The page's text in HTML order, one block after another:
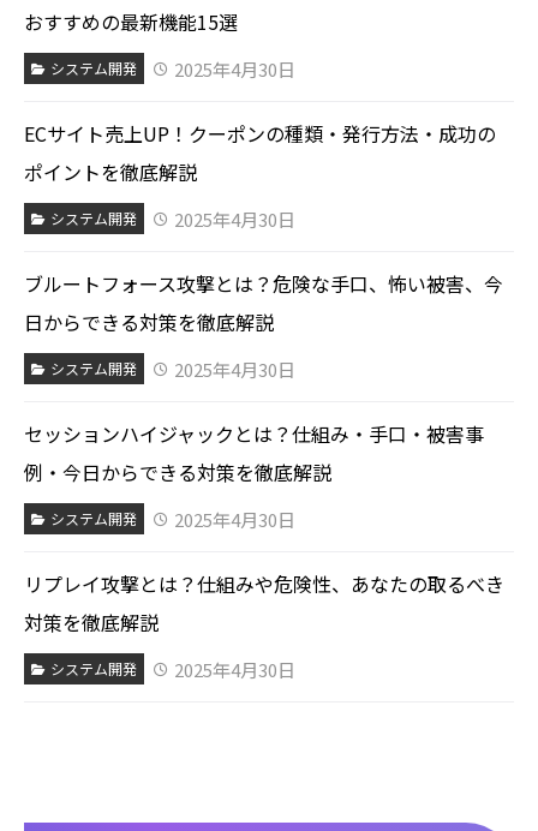
おすすめの最新機能15選
システム開発 2025年4月30日
ECサイト売上UP！クーポンの種類・発行方法・成功の
ポイントを徹底解説
システム開発 2025年4月30日
ブルートフォース攻撃とは？危険な手口、怖い被害、今
日からできる対策を徹底解説
システム開発 2025年4月30日
セッションハイジャックとは？仕組み・手口・被害事
例・今日からできる対策を徹底解説
システム開発 2025年4月30日
リプレイ攻撃とは？仕組みや危険性、あなたの取るべき
対策を徹底解説
システム開発 2025年4月30日